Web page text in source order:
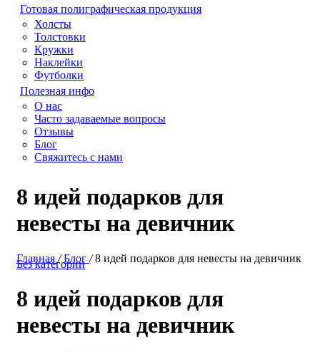
Готовая полиграфическая продукция
Холсты
Толстовки
Кружки
Наклейки
Футболки
Полезная инфо
О нас
Часто задаваемые вопросы
Отзывы
Блог
Свяжитесь с нами
8 идей подарков для
невесты на девичник
Главная /Блог /8 идей подарков для невесты на девичник
Без категории
8 идей подарков для
невесты на девичник